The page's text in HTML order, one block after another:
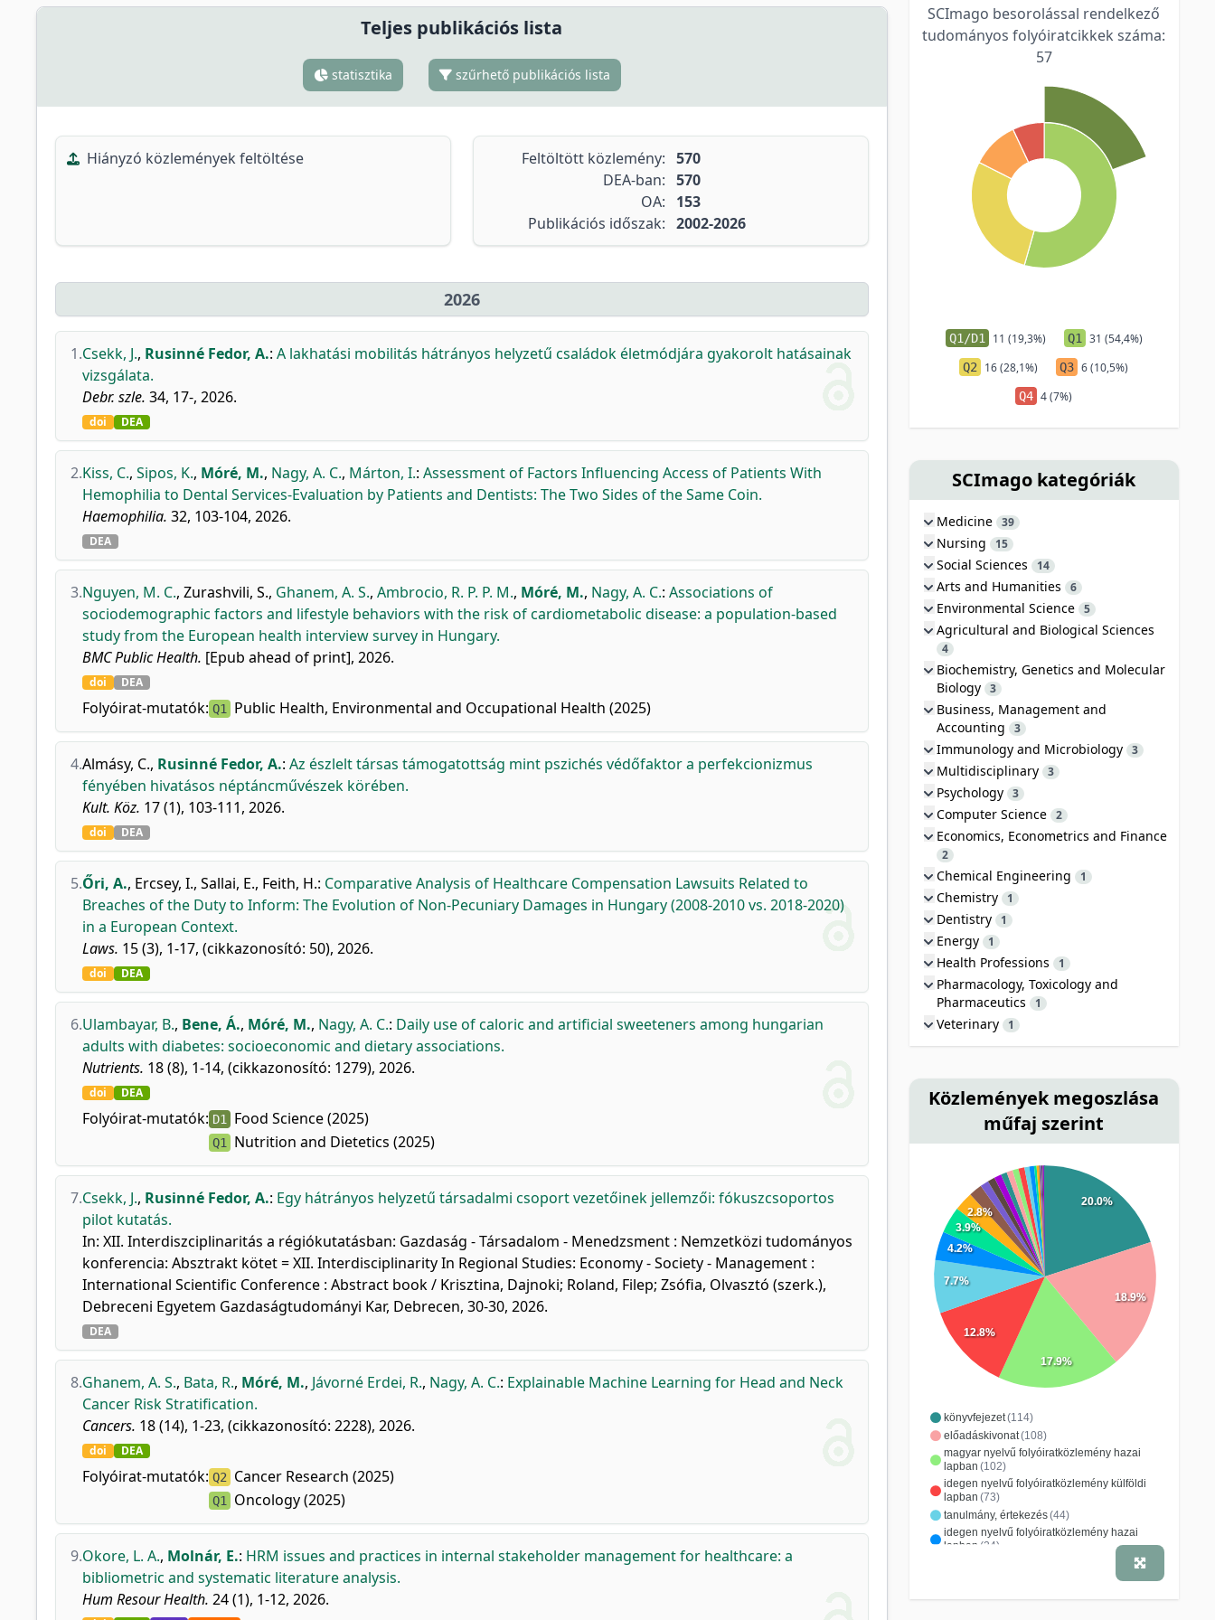
Teljes publikációs lista
statisztika szűrhető publikációs lista
Hiányzó közlemények feltöltése Feltöltött közlemény: 570
DEA-ban: 570
OA:
153
Publikációs időszak: 2002-2026
2026
1.Csekk, J., Rusinné Fedor, A.: A lakhatási mobilitás hátrányos helyzetű családok életmódjára gyakorolt hatásainak
vizsgálata.
Debr. szle. 34, 17-, 2026.
doi DEA
2.Kiss, C., Sipos, K., Móré, M., Nagy, A. C., Márton, I.: Assessment of Factors Influencing Access of Patients With
Hemophilia to Dental Services-Evaluation by Patients and Dentists: The Two Sides of the Same Coin.
Haemophilia. 32, 103-104, 2026.
DEA
3.Nguyen, M. C., Zurashvili, S., Ghanem, A. S., Ambrocio, R. P. P. M., Móré, M., Nagy, A. C.: Associations of
sociodemographic factors and lifestyle behaviors with the risk of cardiometabolic disease: a population-based
study from the European health interview survey in Hungary.
BMC Public Health. [Epub ahead of print], 2026.
doi DEA
Folyóirat-mutatók: Q1 Public Health, Environmental and Occupational Health (2025)
4.Almásy, C., Rusinné Fedor, A.: Az észlelt társas támogatottság mint pszichés védőfaktor a perfekcionizmus
fényében hivatásos néptáncművészek körében.
Kult. Köz. 17 (1), 103-111, 2026.
doi DEA
5.Őri, A., Ercsey, I., Sallai, E., Feith, H.: Comparative Analysis of Healthcare Compensation Lawsuits Related to
Breaches of the Duty to Inform: The Evolution of Non-Pecuniary Damages in Hungary (2008-2010 vs. 2018-2020)
in a European Context.
Laws. 15 (3), 1-17, (cikkazonosító: 50), 2026.
doi DEA
6.Ulambayar, B., Bene, Á., Móré, M., Nagy, A. C.: Daily use of caloric and artificial sweeteners among hungarian
adults with diabetes: socioeconomic and dietary associations.
Nutrients. 18 (8), 1-14, (cikkazonosító: 1279), 2026.
doi DEA
Folyóirat-mutatók: D1 Food Science (2025)
Q1 Nutrition and Dietetics (2025)
7.Csekk, J., Rusinné Fedor, A.: Egy hátrányos helyzetű társadalmi csoport vezetőinek jellemzői: fókuszcsoportos
pilot kutatás.
In: XII. Interdiszciplinaritás a régiókutatásban: Gazdaság - Társadalom - Menedzsment : Nemzetközi tudományos
konferencia: Absztrakt kötet = XII. Interdisciplinarity In Regional Studies: Economy - Society - Management :
International Scientific Conference : Abstract book / Krisztina, Dajnoki; Roland, Filep; Zsófia, Olvasztó (szerk.),
Debreceni Egyetem Gazdaságtudományi Kar, Debrecen, 30-30, 2026.
DEA
8.Ghanem, A. S., Bata, R., Móré, M., Jávorné Erdei, R., Nagy, A. C.: Explainable Machine Learning for Head and Neck
Cancer Risk Stratification.
Cancers. 18 (14), 1-23, (cikkazonosító: 2228), 2026.
doi DEA
Folyóirat-mutatók: Q2 Cancer Research (2025)
Q1 Oncology (2025)
9.Okore, L. A., Molnár, E.: HRM issues and practices in internal stakeholder management for healthcare: a
bibliometric and systematic literature analysis.
Hum Resour Health. 24 (1), 1-12, 2026.
SCImago besorolással rendelkező
tudományos folyóiratcikkek száma:
57
Q1/D1 11 (19,3%) Q1 31 (54,4%)
Q2 16 (28,1%) Q3 6 (10,5%)
Q4 4 (7%)
SCImago kategóriák
Medicine 39
Nursing 15
Social Sciences 14
Arts and Humanities 6
Environmental Science 5
Agricultural and Biological Sciences
4
Biochemistry, Genetics and Molecular
Biology 3
Business, Management and
Accounting
3
Immunology and Microbiology 3
Multidisciplinary 3
Psychology 3
Computer Science 2
Economics, Econometrics and Finance
2
Chemical Engineering 1
Chemistry 1
Dentistry 1
Energy 1
Health Professions 1
Pharmacology, Toxicology and
Pharmaceutics
1
Veterinary 1
Közlemények megoszlása
műfaj szerint
könyvfejezet(114)
előadáskivonat(108)
magyar nyelvű folyóiratközlemény hazai
lapban (102)
idegen nyelvű folyóiratközlemény külföldi
lapban (73)
tanulmány, értekezés(44)
idegen nyelvű folyóiratközlemény hazai
lapban (24)
recenzió, könyvismertetés(11)
20.0%
18.9%
17.9%
12.8%
7.7%
4.2%
3.9%
2.8%